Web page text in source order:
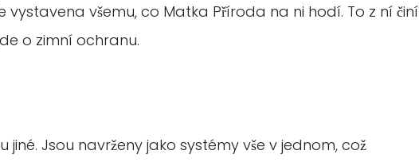
vystavena všemu, co Matka Příroda na ni hodí. To z ní činí
o zimní ochranu.
jiné. Jsou navrženy jako systémy vše v jednom, což